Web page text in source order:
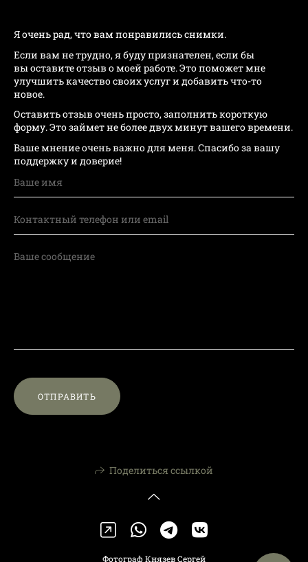
Я очень рад, что вам понравились снимки.
Если вам не трудно, я буду признателен, если бы
вы оставите отзыв о моей работе. Это поможет мне
улучшить качество своих услуг и добавить что-то
новое.
Оставить отзыв очень просто, заполнить короткую
форму. Это займет не более двух минут вашего времени.
Ваше мнение очень важно для меня. Спасибо за вашу
поддержку и доверие!
ОТПРАВИТЬ
Поделиться ссылкой
Фотограф Князев Сергей